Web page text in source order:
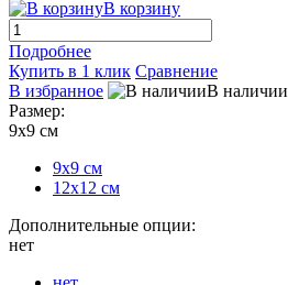
В корзину
Подробнее
Купить в 1 клик Сравнение
В избранное
В наличии
Размер:
9х9 см
9х9 см
12х12 см
Дополнительные опции:
нет